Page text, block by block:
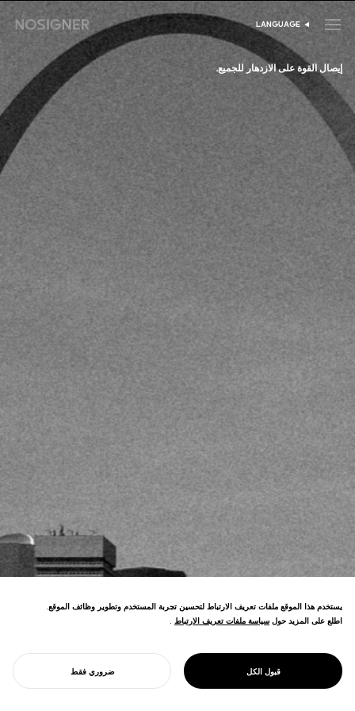
الرئيسية اختر اللغة
LANGUAGE
إيصال القوة على الازدهار للجميع.
DESIGN FOR EDUCATION
التصميم للتعليم
الإبداع التطوري، نطلق الإمكانات البشرية
والمجتمعية، ونعزز التكيف والتفكير المرن.
يستخدم هذا الموقع ملفات تعريف الارتباط لتحسين تجربة المستخدم وتطوير وظائف الموقع.
اطلع على المزيد حول سياسة ملفات تعريف الارتباط
سياسة ملفات تعريف الارتباط .
قبول الكل ضروري فقط